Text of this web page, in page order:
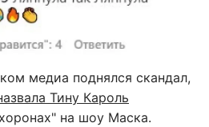
медиа поднялся скандал,
Тину Кароль
на шоу Маска.